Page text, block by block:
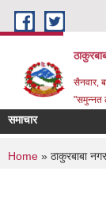
Skip to main content
सैनवार,
"समुन्‍नत
समाचार
You are
Home » ठाकुरबाबा